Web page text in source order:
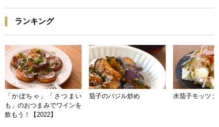
ランキング
「かぼちゃ」「さつまい
も」のおつまみでワインを
飲もう！【2022】
茄子のバジル炒め 水茄子モッツァ